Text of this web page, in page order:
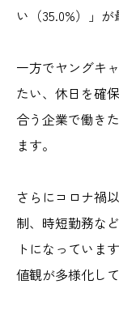
い （35.0%） 」が
一方でヤングキ
たい、休日を確
合う企業で働き
ます。
さらにコロナ禍
制、時短勤務な
トになっていま
値観が多様化し